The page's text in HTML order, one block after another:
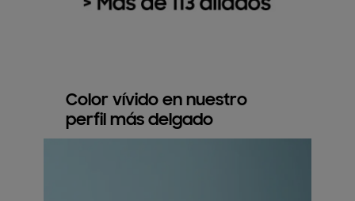
Color vívido en nuestro
perfil más delgado